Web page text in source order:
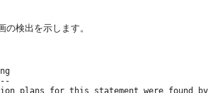
の検出を示します。
plans for this statement were found